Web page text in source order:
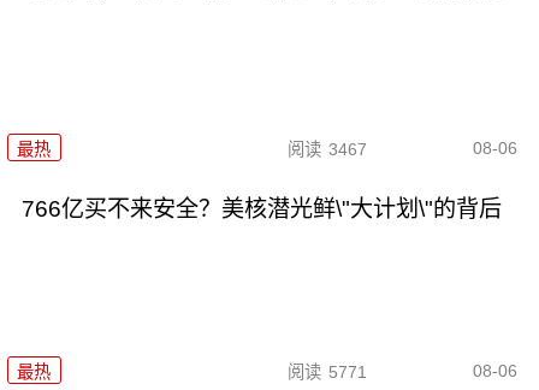
最热 阅读 3467 08-06
766亿买不来安全？美核潜光鲜\"大计划\"的背后
最热 阅读 5771 08-06